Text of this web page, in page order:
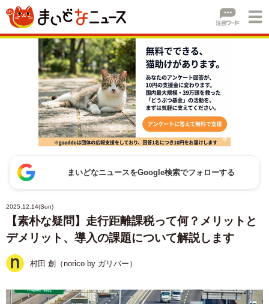
まいどなニュースをGoogle検索でフォローする
2025.12.14(Sun)
【素朴な疑問】走行距離課税って何？メリットと
デメリット、導入の課題について解説します
村田 創（norico by ガリバー）